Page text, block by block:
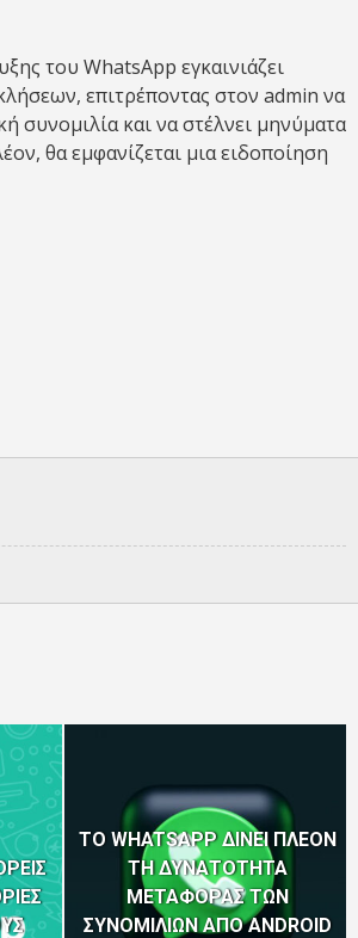
του WhatsApp εγκαινιάζει
επιτρέποντας στον admin να
συνομιλία και να στέλνει μηνύματα
θα εμφανίζεται μια ειδοποίηση
ΤΟ WHATSAPP ΔΙΝΕΙ ΠΛΕΟΝ
ΤΗ ΔΥΝΑΤΟΤΗΤΑ
ΜΕΤΑΦΟΡΑΣ ΤΩΝ
ΣΥΝΟΜΙΛΙΩΝ ΑΠΟ ANDROID